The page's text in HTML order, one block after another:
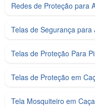
Redes de Proteção para
Telas de Segurança
Telas de Proteção Para
Telas de Proteção em
Tela Mosquiteiro em